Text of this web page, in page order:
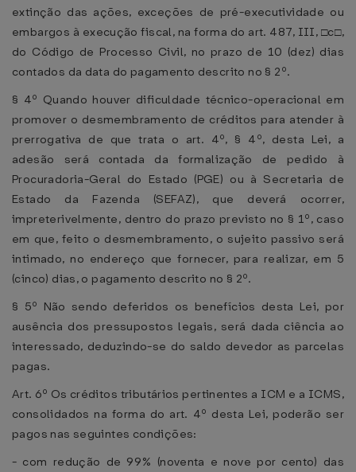
extinção das ações, exceções de pré-executividade ou
embargos à execução fiscal, na forma do art. 487, III, □c□,
do Código de Processo Civil, no prazo de 10 (dez) dias
contados da data do pagamento descrito no § 2º.
§ 4º Quando houver dificuldade técnico-operacional em
promover o desmembramento de créditos para atender à
prerrogativa de que trata o art. 4º, § 4º, desta Lei, a
adesão será contada da formalização de pedido à
Procuradoria-Geral do Estado (PGE) ou à Secretaria de
Estado da Fazenda (SEFAZ), que deverá ocorrer,
impreterivelmente, dentro do prazo previsto no § 1º, caso
em que, feito o desmembramento, o sujeito passivo será
intimado, no endereço que fornecer, para realizar, em 5
(cinco) dias, o pagamento descrito no § 2º.
§ 5º Não sendo deferidos os benefícios desta Lei, por
ausência dos pressupostos legais, será dada ciência ao
interessado, deduzindo-se do saldo devedor as parcelas
pagas.
Art. 6º Os créditos tributários pertinentes a ICM e a ICMS,
consolidados na forma do art. 4º desta Lei, poderão ser
pagos nas seguintes condições:
- com redução de 99% (noventa e nove por cento) das